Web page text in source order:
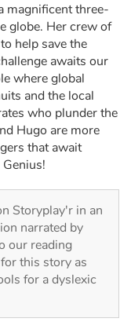
magnificent three-
globe. Her crew of
help save the
awaits our
where global
and the local
who plunder the
Hugo are more
that await
Storyplay'r in an
narrated by
our reading
this story as
for a dyslexic